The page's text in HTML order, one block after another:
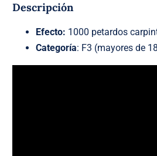
Descripción
Efecto: 1000 petardos
Categoría: F3 (mayores de